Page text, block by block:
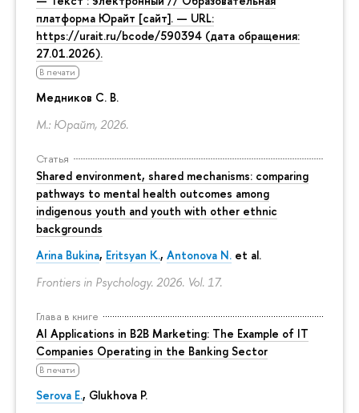
платформа Юрайт [сайт]. — URL:
https://urait.ru/bcode/590394 (дата обращения:
27.01.2026).
В печати
Медников С. В.
М.: Юрайт, 2026.
Статья
Shared environment, shared mechanisms: comparing
pathways to mental health outcomes among
indigenous youth and youth with other ethnic
backgrounds
Arina Bukina, Eritsyan K., Antonova N. et al.
Frontiers in Psychology. 2026. Vol. 17.
Глава в книге
AI Applications in B2B Marketing: The Example of IT
Companies Operating in the Banking Sector
В печати
Serova E., Glukhova P.